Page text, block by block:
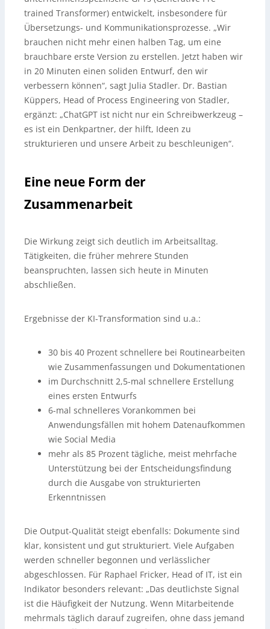
trained Transformer) entwickelt, insbesondere für
Übersetzungs- und Kommunikationsprozesse. „Wir
brauchen nicht mehr einen halben Tag, um eine
brauchbare erste Version zu erstellen. Jetzt haben wir
in 20 Minuten einen soliden Entwurf, den wir
verbessern können“, sagt Julia Stadler. Dr. Bastian
Küppers, Head of Process Engineering von Stadler,
ergänzt: „ChatGPT ist nicht nur ein Schreibwerkzeug –
es ist ein Denkpartner, der hilft, Ideen zu
strukturieren und unsere Arbeit zu beschleunigen“.
Eine neue Form der
Zusammenarbeit
Die Wirkung zeigt sich deutlich im Arbeitsalltag.
Tätigkeiten, die früher mehrere Stunden
beanspruchten, lassen sich heute in Minuten
abschließen.
Ergebnisse der KI-Transformation sind u.a.:
30 bis 40 Prozent schnellere bei Routinearbeiten
wie Zusammenfassungen und Dokumentationen
im Durchschnitt 2,5-mal schnellere Erstellung
eines ersten Entwurfs
6-mal schnelleres Vorankommen bei
Anwendungsfällen mit hohem Datenaufkommen
wie Social Media
mehr als 85 Prozent tägliche, meist mehrfache
Unterstützung bei der Entscheidungsfindung
durch die Ausgabe von strukturierten
Erkenntnissen
Die Output-Qualität steigt ebenfalls: Dokumente sind
klar, konsistent und gut strukturiert. Viele Aufgaben
werden schneller begonnen und verlässlicher
abgeschlossen. Für Raphael Fricker, Head of IT, ist ein
Indikator besonders relevant: „Das deutlichste Signal
ist die Häufigkeit der Nutzung. Wenn Mitarbeitende
mehrmals täglich darauf zugreifen, ohne dass jemand